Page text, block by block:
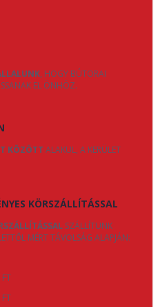
, HOGY BÚTORAI
EL ÖNHÖZ.
KÖZÖTT ALAKUL, A KERÜLET
KÖRSZÁLLÍTÁSSAL
SZÁLLÍTUNK
MÉRT TÁVOLSÁG ALAPJÁN: